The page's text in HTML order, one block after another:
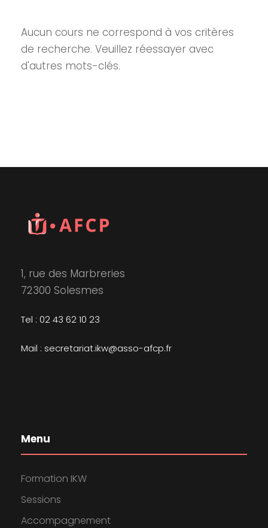
Aucun cours ne correspond à vos critères
de recherche. Veuillez réessayer avec
d'autres mots-clés.
1, rue des Marbreries
72300 Solesmes
Tel : 02 43 62 10 23
Mail : secretariat.ikw@asso-afcp.fr
Menu
Formation IKW
Sessions
Accompagnement